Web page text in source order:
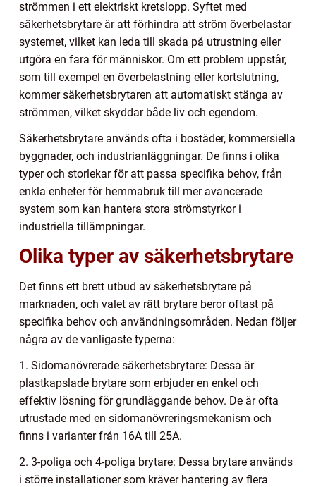
strömmen i ett elektriskt kretslopp. Syftet med
säkerhetsbrytare är att förhindra att ström överbelastar
systemet, vilket kan leda till skada på utrustning eller
utgöra en fara för människor. Om ett problem uppstår,
som till exempel en överbelastning eller kortslutning,
kommer säkerhetsbrytaren att automatiskt stänga av
strömmen, vilket skyddar både liv och egendom.
Säkerhetsbrytare används ofta i bostäder, kommersiella
byggnader, och industrianläggningar. De finns i olika
typer och storlekar för att passa specifika behov, från
enkla enheter för hemmabruk till mer avancerade
system som kan hantera stora strömstyrkor i
industriella tillämpningar.
Olika typer av säkerhetsbrytare
Det finns ett brett utbud av säkerhetsbrytare på
marknaden, och valet av rätt brytare beror oftast på
specifika behov och användningsområden. Nedan följer
några av de vanligaste typerna:
1. Sidomanövrerade säkerhetsbrytare: Dessa är
plastkapslade brytare som erbjuder en enkel och
effektiv lösning för grundläggande behov. De är ofta
utrustade med en sidomanövreringsmekanism och
finns i varianter från 16A till 25A.
2. 3-poliga och 4-poliga brytare: Dessa brytare används
i större installationer som kräver hantering av flera